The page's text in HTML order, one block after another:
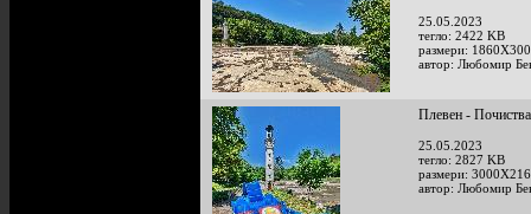
25.05.2023
тегло: 2422 KB
размери:
автор: Любомир
Плевен -
25.05.2023
тегло: 2827 KB
размери:
автор: Любомир